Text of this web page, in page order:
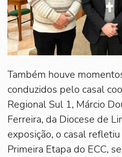
Também houve
conduzidos pelo casal
Regional Sul 1, Márcio
Ferreira, da Diocese de
exposição, o casal
Primeira Etapa do ECC,